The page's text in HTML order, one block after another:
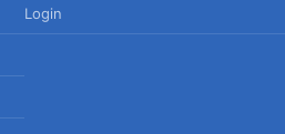
Login